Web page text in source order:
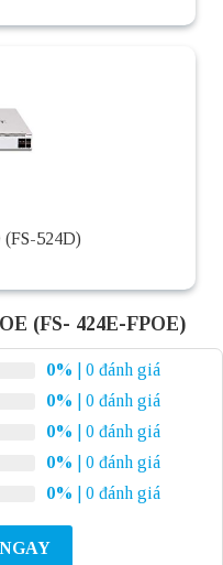
524D)
(FS- 424E-FPOE)
0%
| 0 đánh giá
0%
| 0 đánh giá
0%
| 0 đánh giá
0%
| 0 đánh giá
0% | 0 đánh giá